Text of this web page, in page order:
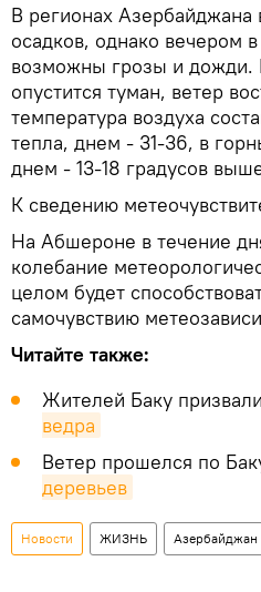
В регионах Азербайджана
осадков, однако вечером
возможны грозы и дожди.
опустится туман, ветер
температура воздуха
тепла, днем - 31-36, в
днем - 13-18 градусов
К сведению
На Абшероне в течение
колебание
целом будет
самочувствию
Читайте также:
Жителей Баку призвали
ведра
Ветер прошелся по
деревьев
Новости ЖИЗНЬ Азербайджан